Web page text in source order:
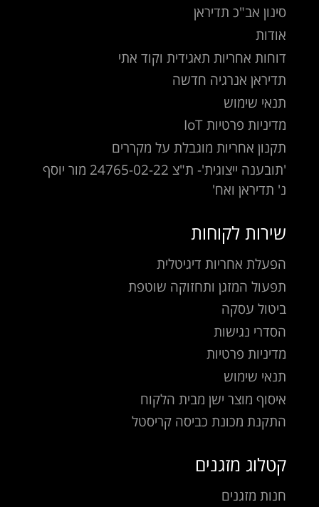
סינון אב"כ תדיראן
אודות
דוחות אחריות תאגידית וקוד אתי
תדיראן אנרגיה חדשה
תנאי שימוש
מדיניות פרטיות IoT
תקנון אחריות מוגבלת על מקררים
'תובענה ייצוגית'- ת"צ 24765-02-22 מור יוסף
נ' תדיראן ואח'
שירות לקוחות
הפעלת אחריות דיגיטלית
תפעול המזגן ותחזוקה שוטפת
ביטול עסקה
הסדרי נגישות
מדיניות פרטיות
תנאי שימוש
איסוף מוצר ישן מבית הלקוח
התקנת מכונת כביסה קריסטל
קטלוג מזגנים
חנות מזגנים